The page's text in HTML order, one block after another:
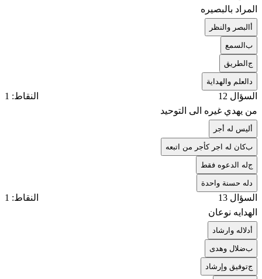
المراد بالبصيره
البصر والنظر
بالسمع
جالطريق
العلم والهداية
السؤال 12
النقاط: 1
من يهدي غيره الى التوحيد
ليس له أجر
بكان له اجر كأجر من اتبعه
جله الدعوه فقط
له حسنة واحدة
السؤال 13
النقاط: 1
الهدايه نوعان
دلاله وارشاد
بضلال وهدى
جتوفيق وإرشاد